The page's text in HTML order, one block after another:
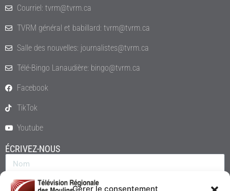
Gérer le consentement
Courriel: tvrm@tvrm.ca
TVRM général et babillard: tvrm@tvrm.ca
Salle des nouvelles: journalistes@tvrm.ca
Télé-Bingo Lanaudière: bingo@tvrm.ca
Facebook
TikTok
Youtube
ÉCRIVEZ-NOUS